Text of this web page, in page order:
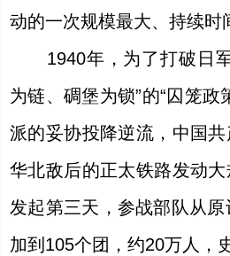
动的一次规模最大、持续时
1940年，为了打破日军
为链、碉堡为锁”的“囚笼政
派的妥协投降逆流，中国
华北敌后的正太铁路发动
发起第三天，参战部队从
加到105个团，约20万人，